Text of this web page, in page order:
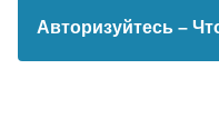
Авторизуйтесь –